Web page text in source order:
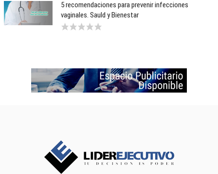
5 recomendaciones para prevenir infecciones
vaginales. Sauld y Bienestar